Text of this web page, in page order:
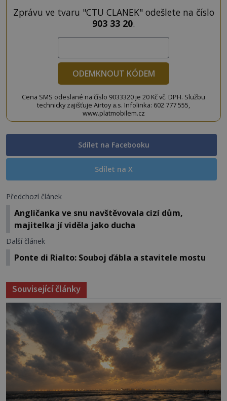
Zprávu ve tvaru "CTU CLANEK" odešlete na číslo
903 33 20.
ODEMKNOUT KÓDEM
Cena SMS odeslané na číslo 9033320 je 20 Kč vč. DPH. Službu
technicky zajišťuje Airtoy a.s. Infolinka: 602 777 555,
www.platmobilem.cz
Sdílet na Facebooku
Sdílet na X
Předchozí článek
Angličanka ve snu navštěvovala cizí dům,
majitelka jí viděla jako ducha
Další článek
Ponte di Rialto: Souboj ďábla a stavitele mostu
Související články